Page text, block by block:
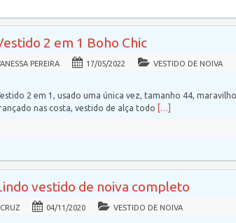
2 em 1 Boho Chic
PEREIRA 17/05/2022 VESTIDO DE NOIVA
2 em 1, usado uma única vez, tamanho 44,
nas costa, vestido de alça todo […]
vestido de noiva completo
04/11/2020 VESTIDO DE NOIVA